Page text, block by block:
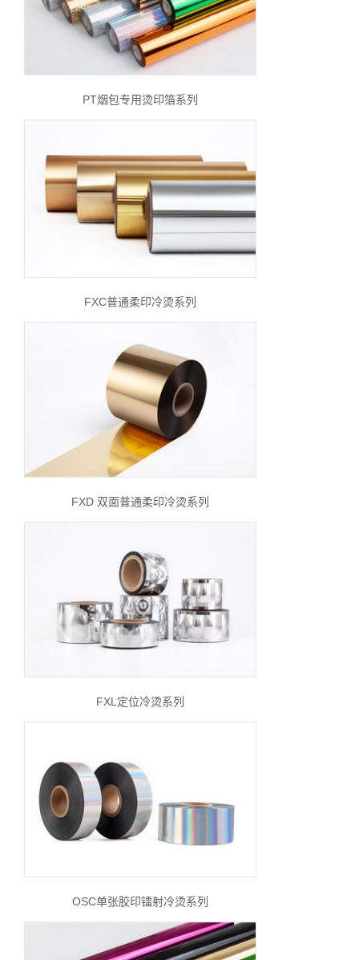
PT烟包专用烫印箔系列
FXC普通柔印冷烫系列
FXD 双面普通柔印冷烫系列
FXL定位冷烫系列
OSC单张胶印镭射冷烫系列